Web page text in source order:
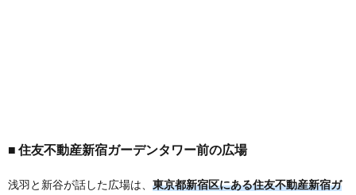
住友不動産新宿ガーデンタワー前の広場
浅羽と新谷が話した広場は、 東京都新宿区にある住友不動産新宿ガ